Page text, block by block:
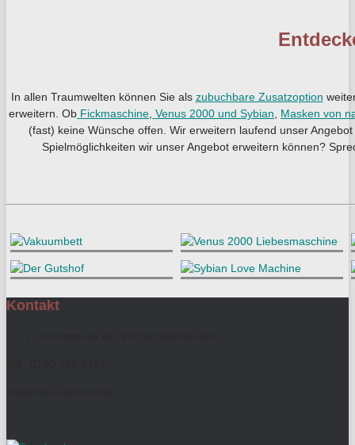
In allen Traumwelten können Sie als zubuchbare Zusatzoption
erweitern. Ob Fickmaschine Venus 2000 und Sybian
Masken von
(fast) keine Wünsche offen. Wir erweitern laufend unser
Spielmöglichkeiten wir unser Angebot erweitern können?
Kontakt